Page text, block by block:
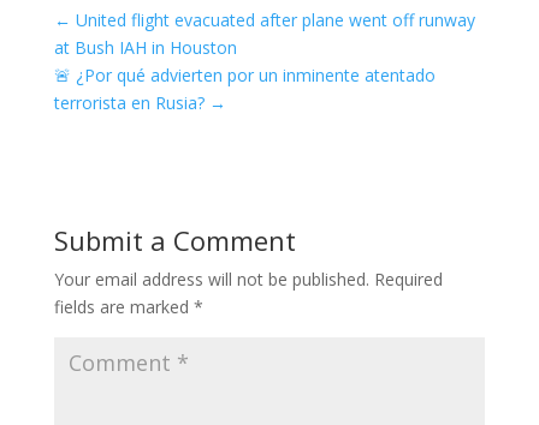
← United flight evacuated after plane went off runway
at Bush IAH in Houston
🚨 ¿Por qué advierten por un inminente atentado
terrorista en Rusia? →
Submit a Comment
Your email address will not be published. Required
fields are marked *